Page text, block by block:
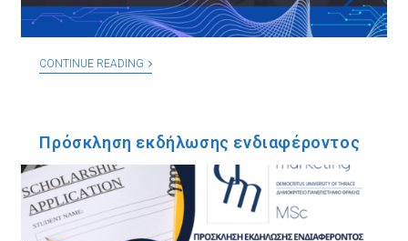
CONTINUE READING
Πρόσκληση εκδήλωσης ενδιαφέροντος